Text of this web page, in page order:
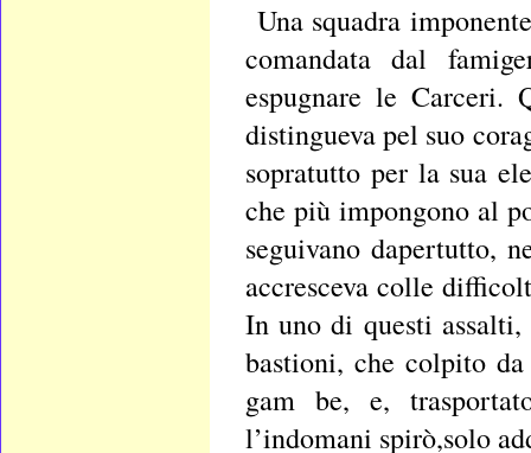
Una squadra
comandata dal
espugnare le Carceri.
distingueva pel suo
sopratutto per la sua
che più impongono al
seguivano dapertutto,
accresceva colle
In uno di questi
bastioni, che colpito
gam be, e,
l’indomani spirò,solo